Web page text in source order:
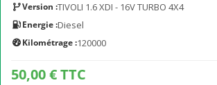
Version :TIVOLI 1.6 XDI - 16V TURBO 4X4
Energie :Diesel
Kilométrage :120000
50,00 € TTC